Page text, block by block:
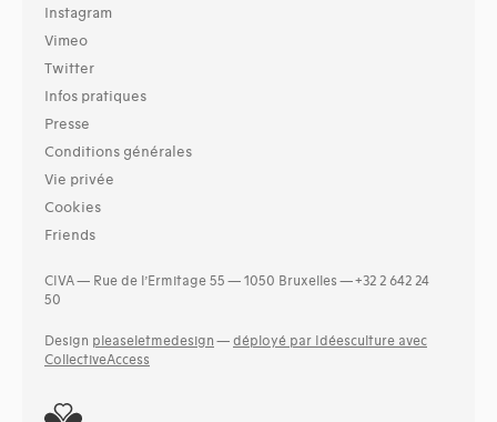
Instagram
Vimeo
Twitter
Infos pratiques
Presse
Conditions générales
Vie privée
Cookies
Friends
CIVA — Rue de l’Ermitage 55 — 1050 Bruxelles — +32 2 642 24
50
Design pleaseletmedesign — déployé par Idéesculture avec
CollectiveAccess